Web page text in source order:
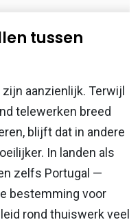
tussen
aanzienlijk. Terwijl
telewerken breed
blijft dat in andere
In landen als
zelfs Portugal —
bestemming voor
rond thuiswerk veel